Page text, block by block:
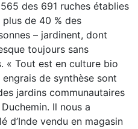
des 691 ruches établies
plus de 40 % des
– jardinent, dont
toujours sans
« Tout est en culture bio
de synthèse sont
jardins communautaires
Il nous a
d’Inde vendu en magasin